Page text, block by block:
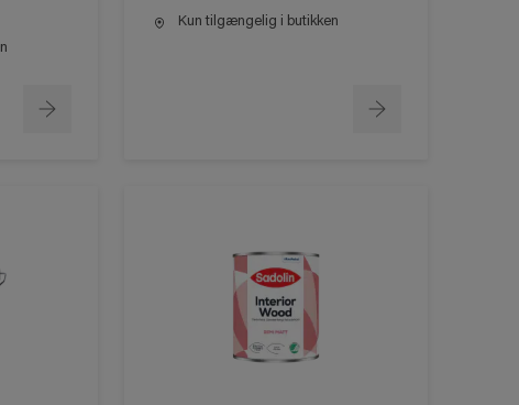
Kun tilgængelig i butikken